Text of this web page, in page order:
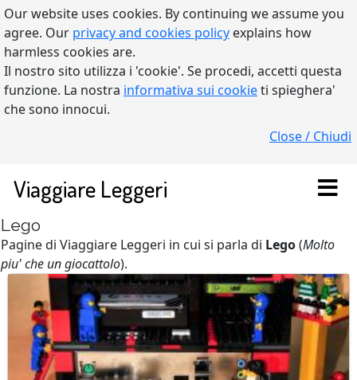
Our website uses cookies. By continuing we assume you
agree. Our privacy and cookies policy explains how
harmless cookies are.
Il nostro sito utilizza i 'cookie'. Se procedi, accetti questa
funzione. La nostra informativa sui cookieti spieghera'
che sono innocui.
Close / Chiudi
Viaggiare Leggeri
Lego
Pagine di Viaggiare Leggeri in cui si parla di Lego(Molto
piu' che un giocattolo).